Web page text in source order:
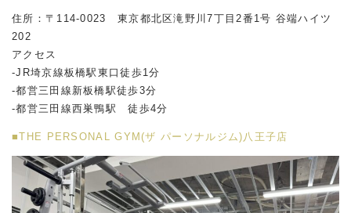
住所：〒114-0023 東京都北区滝野川7丁目2番1号 谷端ハイツ
202
アクセス
-JR埼京線板橋駅東口徒歩1分
-都営三田線新板橋駅徒歩3分
-都営三田線西巣鴨駅 徒歩4分
■THE PERSONAL GYM(ザ パーソナルジム)八王子店